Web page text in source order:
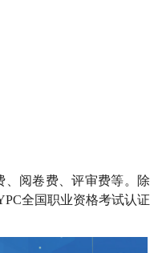
、阅卷费、评审费等。除
全国职业资格考试认证